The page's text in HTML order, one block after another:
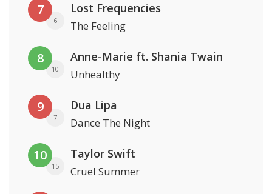
7
6
Lost Frequencies
The Feeling
8
10
Anne-Marie ft. Shania Twain
Unhealthy
9
7
Dua Lipa
Dance The Night
10
15
Taylor Swift
Cruel Summer